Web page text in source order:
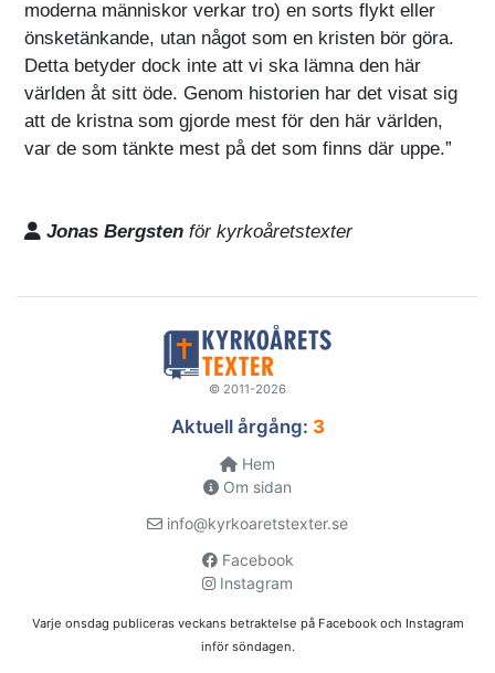
moderna människor verkar tro) en sorts flykt eller
önsketänkande, utan något som en kristen bör göra.
Detta betyder dock inte att vi ska lämna den här
världen åt sitt öde. Genom historien har det visat sig
att de kristna som gjorde mest för den här världen,
var de som tänkte mest på det som finns där uppe.”
Jonas Bergsten för kyrkoåretstexter
© 2011-2026
Aktuell årgång: 3
Hem
Om sidan
info@kyrkoaretstexter.se
Facebook
Instagram
Varje onsdag publiceras veckans betraktelse på Facebook och Instagram
inför söndagen.